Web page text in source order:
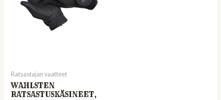
Ratsastajan vaatteet
WAHLSTEN
RATSASTUSKÄSINEET,